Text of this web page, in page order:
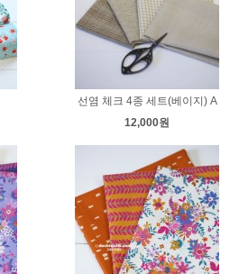
선염 체크 4종 세트(베이지) A
12,000원